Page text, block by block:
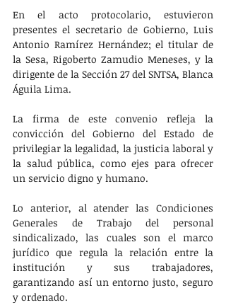
En el acto protocolario, estuvieron
presentes el secretario de Gobierno, Luis
Antonio Ramírez Hernández; el titular de
la Sesa, Rigoberto Zamudio Meneses, y la
dirigente de la Sección 27 del SNTSA, Blanca
Águila Lima.
La firma de este convenio refleja la
convicción del Gobierno del Estado de
privilegiar la legalidad, la justicia laboral y
la salud pública, como ejes para ofrecer
un servicio digno y humano.
Lo anterior, al atender las Condiciones
Generales de Trabajo del personal
sindicalizado, las cuales son el marco
jurídico que regula la relación entre la
institución y sus trabajadores,
garantizando así un entorno justo, seguro
y ordenado.